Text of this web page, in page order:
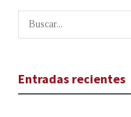
Entradas recientes